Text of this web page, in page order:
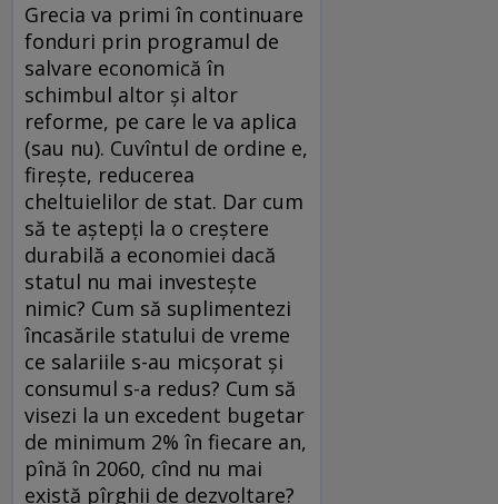
Grecia va primi în continuare
fonduri prin programul de
salvare economică în
schimbul altor și altor
reforme, pe care le va aplica
(sau nu). Cuvîntul de ordine e,
firește, reducerea
cheltuielilor de stat. Dar cum
să te aștepți la o creștere
durabilă a economiei dacă
statul nu mai investește
nimic? Cum să suplimentezi
încasările statului de vreme
ce salariile s-au micșorat și
consumul s-a redus? Cum să
visezi la un excedent bugetar
de minimum 2% în fiecare an,
pînă în 2060, cînd nu mai
există pîrghii de dezvoltare?